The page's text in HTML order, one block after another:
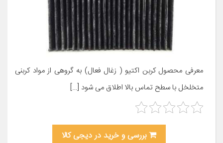
معرفی محصول کربن اکتیو ( زغال فعال) به گروهی از مواد کربنی
متخلخل با سطح تماس بالا اطلاق می شود […]
بررسی و خرید در دیجی کالا